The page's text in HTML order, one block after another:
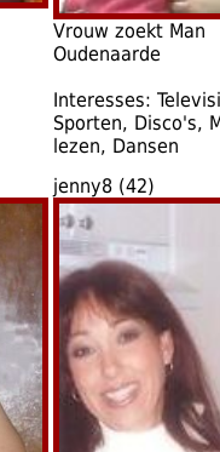
Vrouw zoekt Man
Oudenaarde
Interesses:
Sporten, Disco's,
lezen, Dansen
jenny8 (42)